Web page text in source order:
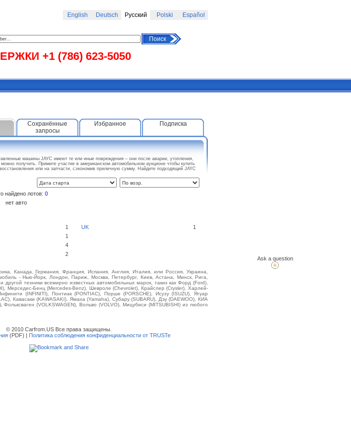
Ask a question
English Deutsch Русский Polski Español
+1 (786) 623-5050
Поиск
Сохранённые
запросы
Избранное Подписка
машины JAYC имеют те или иные повреждения – они после аварии, утопления,
получить. Примите участие в американском автомобильном аукционе чтобы купить
или на запчасти, сэкономив приличную сумму. Найдите подходящий JAYC
найдено лотов: 0
нет авто
1 UK
1
1
4
2
Канада, Германия, Франция, Испания, Англия, Италия, или Россия, Украина,
- Нью-Йорк, Лондон, Париж, Москва, Петербург, Киев, Астана, Минск, Рига,
техники всемирно известных автомобильных марок, таких как Форд (Ford),
Мерседес-Бенц (Mercedes-Benz), Шевроле (Chevrolet), Крайслер (Crysler), Харлей-
(INFINITI), Понтиак (PONTIAC), Порше (PORSCHE), Исузу (ISUZU), Ягуар
Кавасаки (KAWASAKI), Ямаха (Yamaha), Субару (SUBARU), Дэу (DAEWOO), КИА
(VOLKSWAGEN), Вольво (VOLVO), Мицубиси (MITSUBISHI) из любого
© 2010 Carfrom.US Все права защищены.
(PDF) | Политика соблюдения конфиденциальности от TRUSTe